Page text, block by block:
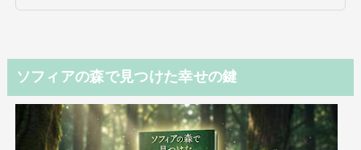
ソフィアの森で見つけた幸せの鍵